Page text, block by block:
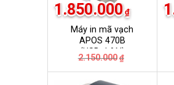
Máy in mã vạch
APOS 470B
(USB+LAN)
2.150.000 ₫
là:
1.850.000 ₫
tại